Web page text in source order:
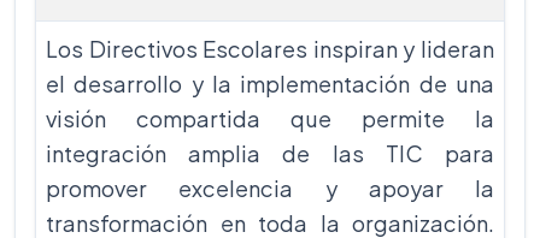
Los Directivos Escolares inspiran y lideran
el desarrollo y la implementación de una
visión compartida que permite la
integración amplia de las TIC para
promover excelencia y apoyar la
transformación en toda la organización.